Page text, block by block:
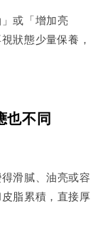
或「增加亮
狀態少量保養，
也不同
滑膩、油亮或容
脂累積，直接厚